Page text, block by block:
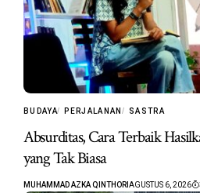
BUDAYA PERJALANAN SASTRA
Absurditas, Cara Terbaik
yang Tak Biasa
MUHAMMAD AZKA QINTHORI AGUSTUS 6, 2026